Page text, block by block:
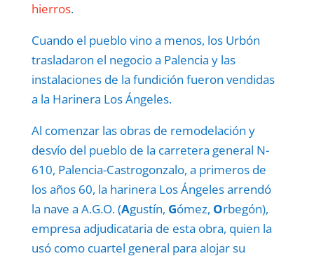
hierros.
Cuando el pueblo vino a menos, los Urbón
trasladaron el negocio a Palencia y las
instalaciones de la fundición fueron vendidas
a la Harinera Los Ángeles.
Al comenzar las obras de remodelación y
desvío del pueblo de la carretera general N-
610, Palencia-Castrogonzalo, a primeros de
los años 60, la harinera Los Ángeles arrendó
la nave a A.G.O. (Agustín, Gómez, Orbegón),
empresa adjudicataria de esta obra, quien la
usó como cuartel general para alojar su